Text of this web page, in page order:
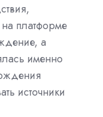
на платформе
а
именно
источники